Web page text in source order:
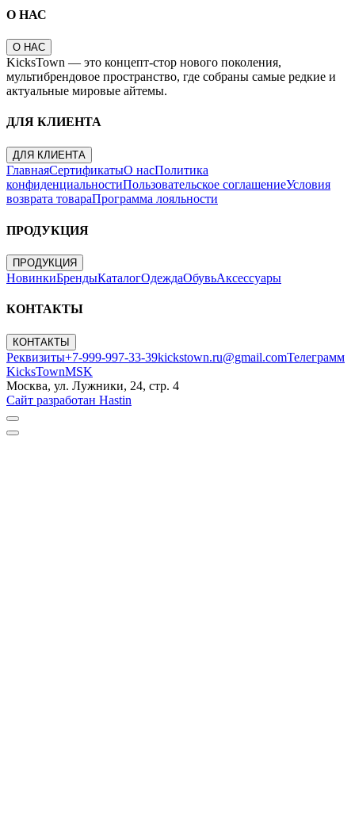
О НАС
О НАС
KicksTown — это концепт-стор нового поколения,
мультибрендовое пространство, где собраны самые редкие и
актуальные мировые айтемы.
ДЛЯ КЛИЕНТА
ДЛЯ КЛИЕНТА
ГлавнаяСертификатыО насПолитика
конфиденциальностиПользовательское соглашениеУсловия
возврата товараПрограмма лояльности
ПРОДУКЦИЯ
ПРОДУКЦИЯ
НовинкиБрендыКаталогОдеждаОбувьАксессуары
КОНТАКТЫ
КОНТАКТЫ
Реквизиты+7-999-997-33-39kickstown.ru@gmail.comТелеграмм
KicksTownMSK
Москва, ул. Лужники, 24, стр. 4
Сайт разработан Hastin